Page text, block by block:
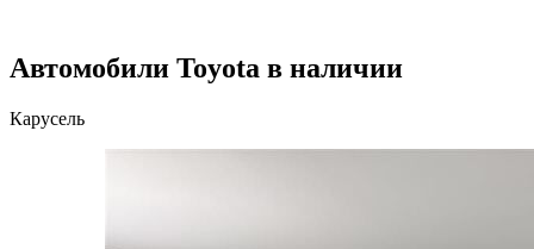
Автомобили Toyota в наличии
Карусель